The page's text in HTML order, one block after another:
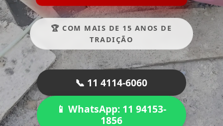
🏆 COM MAIS DE 15 ANOS DE
TRADIÇÃO
📞 11 4114-6060
📱 WhatsApp: 11 94153-
1856